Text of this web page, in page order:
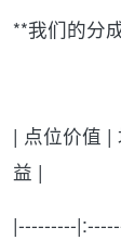
**我们的分
| 点位价值 |
益 |
|---------